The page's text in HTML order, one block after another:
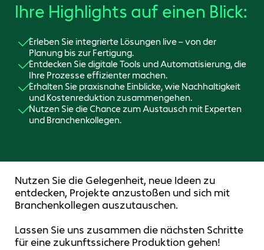
Ihre Highlights auf einen Blick:
Erleben Sie integrierte Lösungen live – von der
Planung bis zur Fertigung.
Entdecken Sie digitale Tools und Automatisierung, die
Ihre Prozesse effizienter machen.
Erhalten Sie praxisnahe Einblicke, wie Nachhaltigkeit
und Kostenreduktion zusammengehen.
Nutzen Sie die Chance zum Austausch mit Experten
und Branchenkollegen.
Nutzen Sie die Gelegenheit, neue Ideen zu
entdecken, Projekte anzustoßen und sich mit
Branchenkollegen auszutauschen.
Lassen Sie uns zusammen die nächsten Schritte
für eine zukunftssichere Produktion gehen!